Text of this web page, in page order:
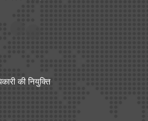
की नियुक्ति